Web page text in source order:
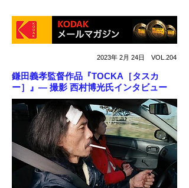
2023年 2月 24日 VOL.204
鎌田義孝監督作品『TOCKA［タスカ
ー］』― 撮影 西村博光氏インタビュー